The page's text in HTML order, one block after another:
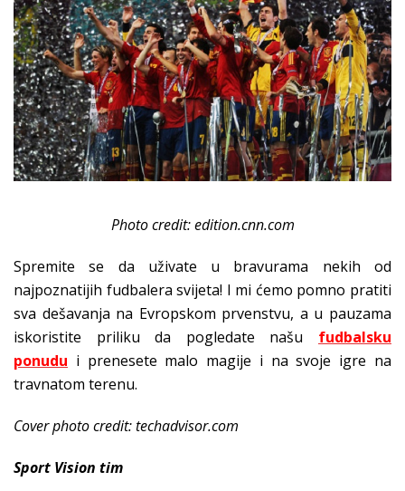
Photo credit: edition.cnn.com
Spremite se da uživate u bravurama nekih od
najpoznatijih fudbalera svijeta! I mi ćemo pomno pratiti
sva dešavanja na Evropskom prvenstvu, a u pauzama
iskoristite priliku da pogledate našu fudbalsku
ponudu i prenesete malo magije i na svoje igre na
travnatom terenu.
Cover photo credit: techadvisor.com
Sport Vision tim